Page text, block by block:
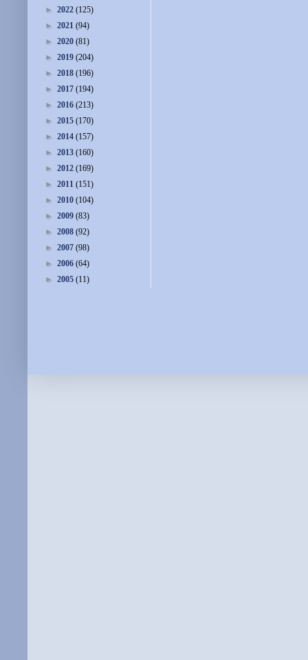
► 2022 (125)
► 2021 (94)
► 2020 (81)
► 2019 (204)
► 2018 (196)
► 2017 (194)
► 2016 (213)
► 2015 (170)
► 2014 (157)
► 2013 (160)
► 2012 (169)
► 2011 (151)
► 2010 (104)
► 2009 (83)
► 2008 (92)
► 2007 (98)
► 2006 (64)
► 2005 (11)